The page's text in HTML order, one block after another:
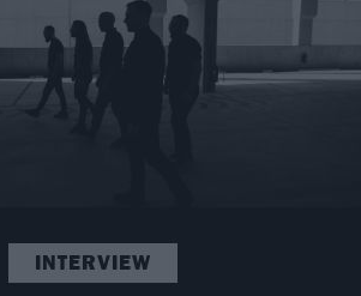
INTERVIEW